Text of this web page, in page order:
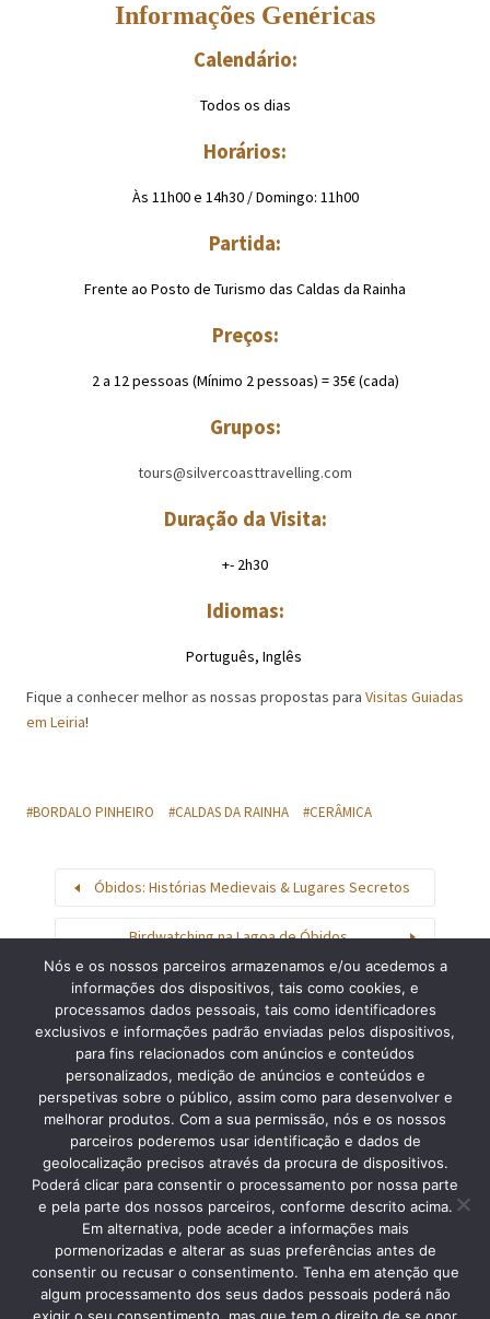
Informações Genéricas
Calendário:
Todos os dias
Horários:
Às 11h00 e 14h30 / Domingo: 11h00
Partida:
Frente ao Posto de Turismo das Caldas da Rainha
Preços:
2 a 12 pessoas (Mínimo 2 pessoas) = 35€ (cada)
Grupos:
tours@silvercoasttravelling.com
Duração da Visita:
+- 2h30
Idiomas:
Português, Inglês
Fique a conhecer melhor as nossas propostas para Visitas Guiadas
em Leiria!
BORDALO PINHEIRO CALDAS DA RAINHA CERÂMICA
Óbidos: Histórias Medievais & Lugares Secretos
Birdwatching na Lagoa de Óbidos
Procurar
Copyright © 2013 Silver Coast Travelling Tours. • Caldas da Rainha •
Nós e os nossos parceiros armazenamos e/ou acedemos a
informações dos dispositivos, tais como cookies, e
processamos dados pessoais, tais como identificadores
exclusivos e informações padrão enviadas pelos dispositivos,
para fins relacionados com anúncios e conteúdos
personalizados, medição de anúncios e conteúdos e
perspetivas sobre o público, assim como para desenvolver e
melhorar produtos. Com a sua permissão, nós e os nossos
parceiros poderemos usar identificação e dados de
geolocalização precisos através da procura de dispositivos.
Poderá clicar para consentir o processamento por nossa parte
e pela parte dos nossos parceiros, conforme descrito acima.
Em alternativa, pode aceder a informações mais
pormenorizadas e alterar as suas preferências antes de
consentir ou recusar o consentimento. Tenha em atenção que
algum processamento dos seus dados pessoais poderá não